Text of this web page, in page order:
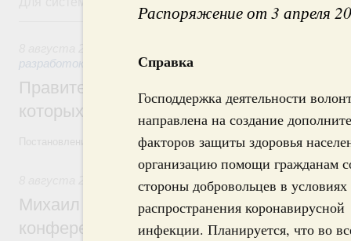
Распоряжение от 3 апреля
Справка
Господдержка деятельности
направлена на создание
факторов защиты здоровья
организацию помощи гражданам
стороны добровольцев в условиях
распространения коронавирусной
инфекции. Планируется, что во
8 августа, суббота
разработок
Правительство расширило перечень
которых освобождаются от НДФЛ
Постановление от 5 августа 2026 года №978
Отрасль информационных технологий
Михаил Мишустин дал поручения по
конференции «Цифровая индустрия